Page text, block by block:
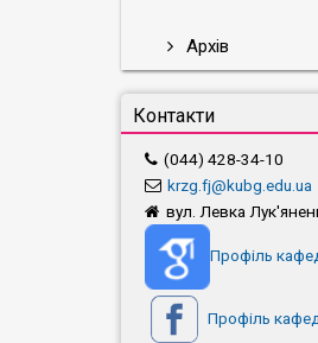
Архів
Контакти
(044) 428-34-10
krzg.fj@kubg.edu.ua
вул. Левка
Профіль
Профіль